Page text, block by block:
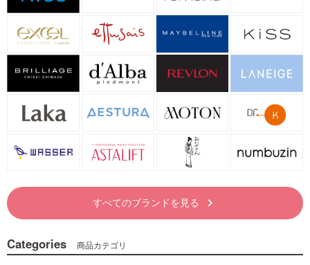
すべてのブランドを見る keyboard_arrow_right
Categories 商品カテゴリ